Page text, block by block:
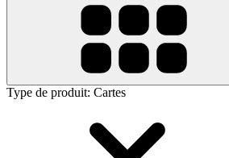
Type de produit: Cartes